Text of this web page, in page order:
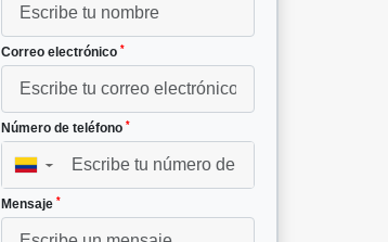
Correo electrónico *
Número de teléfono *
▼
Mensaje *